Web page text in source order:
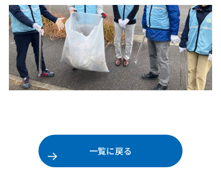
一覧に戻る